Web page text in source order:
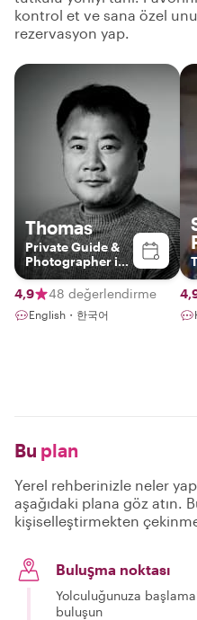
kontrol et ve sana özel
rezervasyon yap.
Thomas
Private Guide &
Photographer in
Seoul
4,9
48 değerlendirme
English・한국어
Bu plan
Yerel rehberinizle neler
aşağıdaki plana göz atın.
kişiselleştirmekten
Buluşma noktası
Yolculuğunuza
buluşun